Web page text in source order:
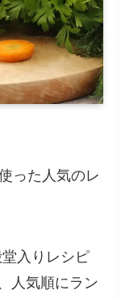
った人気のレ
入りレシピ
人気順にラン